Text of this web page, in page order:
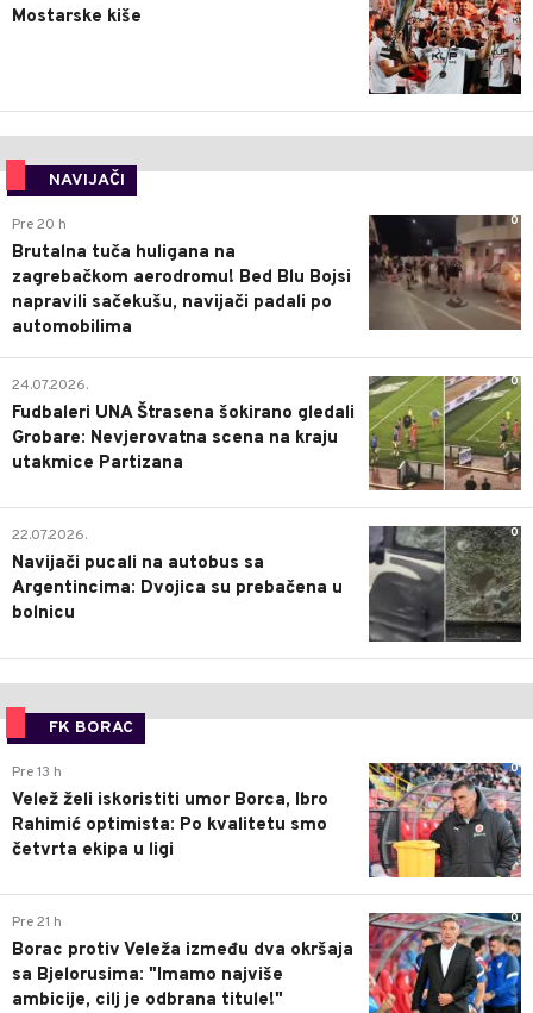
Mostarske kiše
NAVIJAČI
0
Pre 20 h
Brutalna tuča huligana na
zagrebačkom aerodromu! Bed Blu Bojsi
napravili sačekušu, navijači padali po
automobilima
0
24.07.2026.
Fudbaleri UNA Štrasena šokirano gledali
Grobare: Nevjerovatna scena na kraju
utakmice Partizana
0
22.07.2026.
Navijači pucali na autobus sa
Argentincima: Dvojica su prebačena u
bolnicu
FK BORAC
0
Pre 13 h
Velež želi iskoristiti umor Borca, Ibro
Rahimić optimista: Po kvalitetu smo
četvrta ekipa u ligi
0
Pre 21 h
Borac protiv Veleža između dva okršaja
sa Bjelorusima: "Imamo najviše
ambicije, cilj je odbrana titule!"